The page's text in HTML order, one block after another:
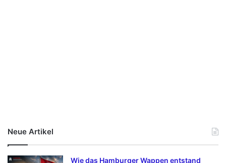
Neue Artikel
Wie das Hamburger Wappen entstand